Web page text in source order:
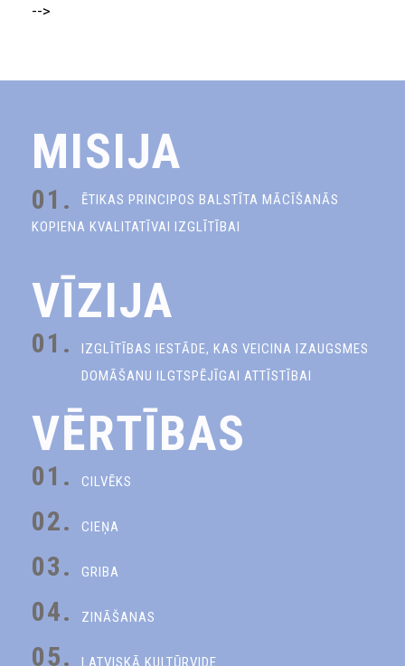
-->
MISIJA
01.
ĒTIKAS PRINCIPOS BALSTĪTA MĀCĪŠANĀS
KOPIENA KVALITATĪVAI IZGLĪTĪBAI
VĪZIJA
01.
IZGLĪTĪBAS IESTĀDE, KAS VEICINA IZAUGSMES
DOMĀŠANU ILGTSPĒJĪGAI ATTĪSTĪBAI
VĒRTĪBAS
01. CILVĒKS
02. CIEŅA
03. GRIBA
04. ZINĀŠANAS
05. LATVISKĀ KULTŪRVIDE